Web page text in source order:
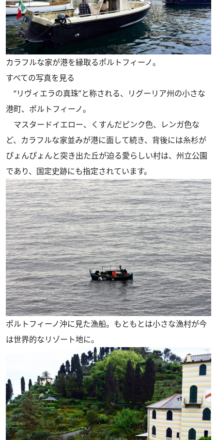
カラフルな家が港を縁取るポルトフィーノ。
すべての写真を見る
“リヴィエラの真珠”と称される、リグーリア州の小さな
港町、ポルトフィーノ。
マスタードイエロー、くすんだピンク色、レンガ色な
ど、カラフルな家並みが港に面して続き、背後には糸杉が
ぴょんぴょんと突き出た丘が迫る愛らしい村は、州立公園
であり、国定史跡にも指定されています。
ポルトフィーノ沖に見た漁船。もともとは小さな漁村が今
は世界的なリゾート地に。